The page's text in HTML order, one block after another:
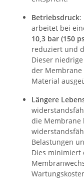
Betriebsdruck:
arbeitet bei
10,3 bar (150
reduziert und
Dieser
der Membrane
Material
Längere
die Membrane
Belastungen
Dies minimiert